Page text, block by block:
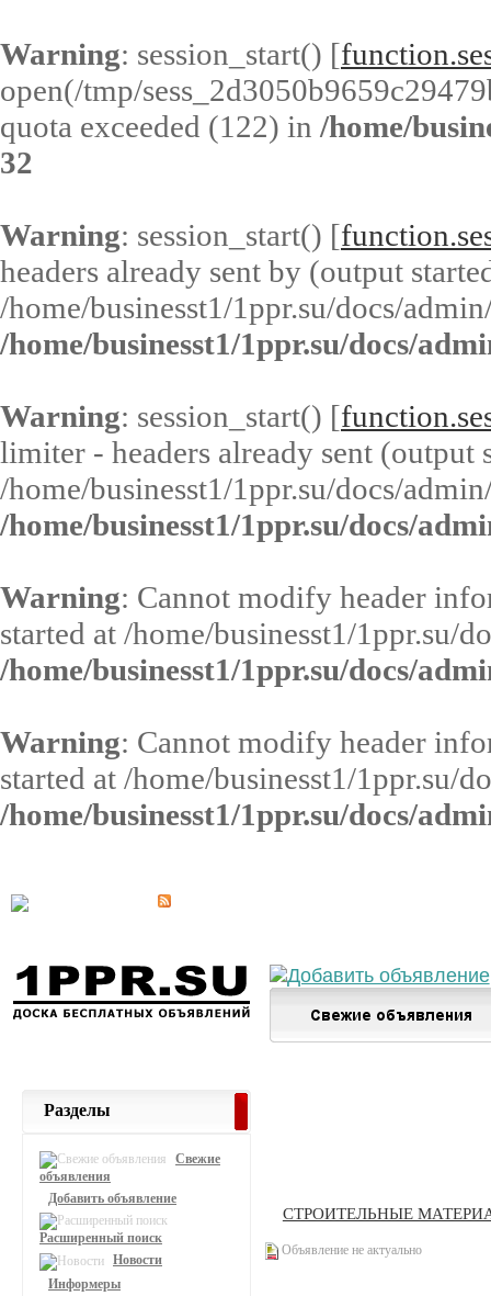
Warning: session_start() [
open(/tmp/
quota exceeded (122) in /home/
32
Warning: session_start() [
headers already sent by (output
/home/businesst1/1ppr.su/docs/
/home/businesst1/1ppr.su/docs/
Warning: session_start() [
limiter - headers already sent (output
/home/businesst1/1ppr.su/docs/
/home/businesst1/1ppr.su/docs/
Warning: Cannot modify header
started at /home/businesst1/1ppr.su/
/home/businesst1/1ppr.su/docs/
Warning: Cannot modify header
started at /home/businesst1/1ppr.su/
/home/businesst1/1ppr.su/docs/
СТРОИТЕЛЬНЫЕ
Объявление не актуально
Разделы
Свежие
объявления
Добавить объявление
Расширенный поиск
Новости
Информеры